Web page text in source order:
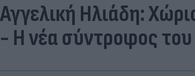
Αγγελική Ηλιάδη:
- Η νέα σύντροφος